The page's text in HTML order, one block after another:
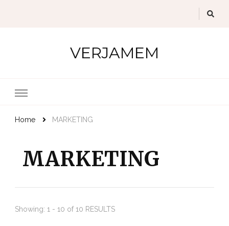
VERJAMEM
Home MARKETING
MARKETING
Showing: 1 - 10 of 10 RESULTS